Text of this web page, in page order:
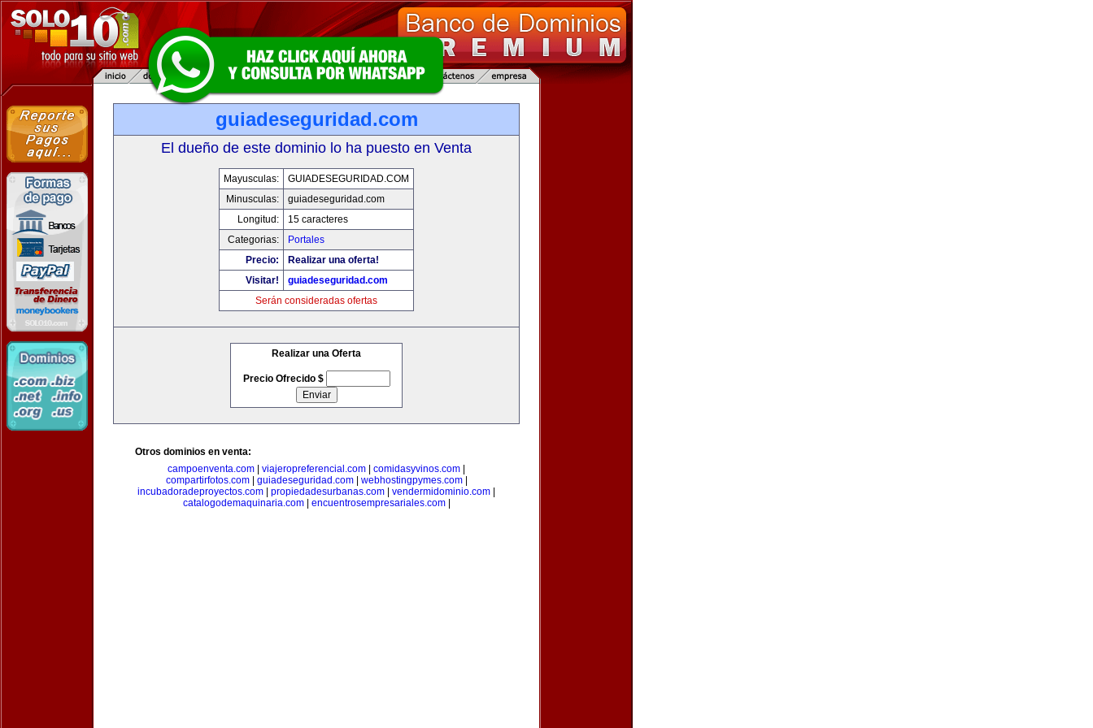
guiadeseguridad.com
El dueño de este dominio lo ha puesto en Venta
Mayusculas:
GUIADESEGURIDAD.COM
Minusculas:
guiadeseguridad.com
Longitud:
15 caracteres
Categorias:
Portales
Precio:
Realizar una oferta!
Visitar!
guiadeseguridad.com
Serán consideradas ofertas
Realizar una Oferta
Precio Ofrecido $
Otros dominios en venta:
campoenventa.com
viajeropreferencial.com comidasyvinos.com
compartirfotos.com| guiadeseguridad.com| webhostingpymes.com|
incubadoradeproyectos.com
propiedadesurbanas.com vendermidominio.com
catalogodemaquinaria.com| encuentrosempresariales.com|